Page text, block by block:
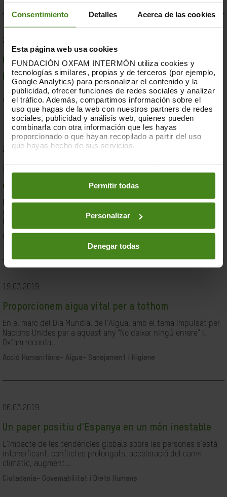
Consentimiento Detalles Acerca de las cookies
Esta página web usa cookies
FUNDACIÓN OXFAM INTERMÓN utiliza cookies y
tecnologías similares, propias y de terceros (por ejemplo,
Google Analytics) para personalizar el contenido y la
publicidad, ofrecer funciones de redes sociales y analizar
el tráfico. Además, compartimos información sobre el
uso que hagas de la web con nuestros partners de redes
sociales, publicidad y análisis web, quienes pueden
combinarla con otra información que les hayas
proporcionado o que hayan recopilado a partir del uso
que hayas hecho de sus servicios.
preferencias accediendo a nuestraPolítica de Cookieso
en los botones facilitados a continuación:
Permitir todas
Personalizar
Denegar todas
23.07.2019
Compromesos o complaents: una resposta fallida a
la crisi per sequera a la Banya d'Àfrica de 2019
Acció Humanitària-Resiliència i Mitjans de Vida
28.03.2019
desigualtat a Espanya
En el marc de la lluita contra la desigualtat, Oxfam Intermón ha
desenvolupat una eina d'anàlisi estructural de les causes de
la...
Ciutadania- Governabilitat i Drets Humans
19.03.2019
Proporcionem aigua vital per a tothom
En el marc del Dia Mundial de l'Aigua, amb el tema impulsat per
Nacions Unides per a aquest any "No deixar ningú enrere" i,
Oxfam recorda...
Acció Humanitària- Aigua- Sanejament i Higiene
06.03.2019
Un paper positiu d'Espanya en un món inestable
L'impacte de les tendències globals sobre les persones s'està
intensificant: conflictes prolongats, acceleració del canvi
climàtic, augment...
Ciutadania- Governabilitat i Drets Humans